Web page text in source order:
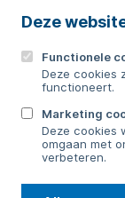
Deze
Functionele
Deze cookies
functioneert.
Marketing
Deze cookies
omgaan met
verbeteren.
Contact
Bericht